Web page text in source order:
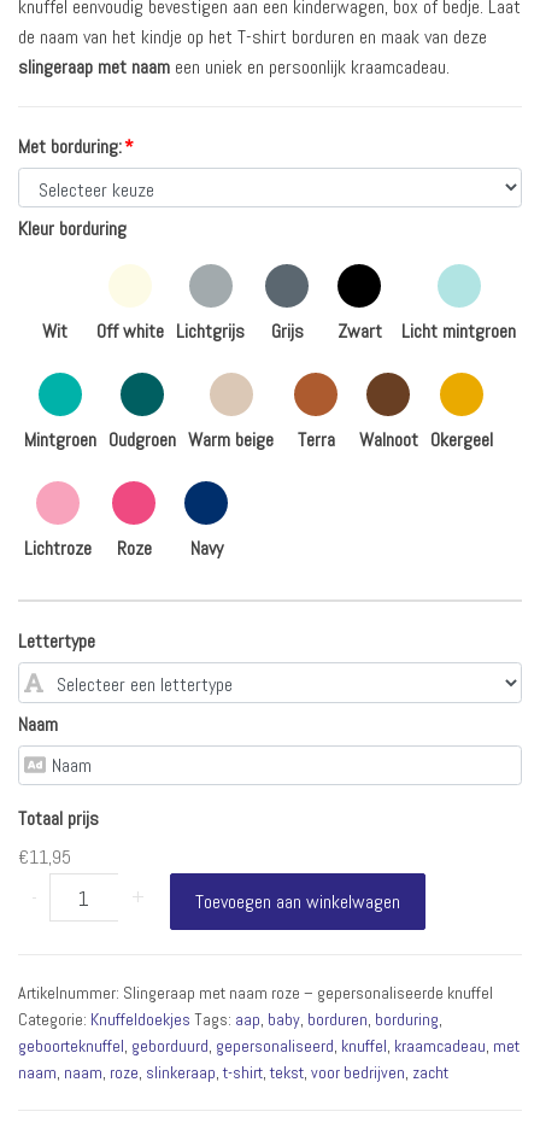
knuffel eenvoudig bevestigen aan een kinderwagen, box of bedje. Laat
de naam van het kindje op het T-shirt borduren en maak van deze
slingeraap met naam een uniek en persoonlijk kraamcadeau.
Met borduring:*
Kleur borduring
Wit Off white Lichtgrijs Grijs Zwart Licht mintgroen
Mintgroen Oudgroen Warm beige Terra Walnoot Okergeel
Lichtroze Roze Navy
Lettertype
Naam
Totaal prijs
€11,95
-
Slingeraap
met
gepersonaliseerde
knuffel
+ Toevoegen aan winkelwagen
Artikelnummer: Slingeraap met naam roze – gepersonaliseerde knuffel
Categorie: Knuffeldoekjes Tags: aap, baby, borduren, borduring,
geboorteknuffel, geborduurd, gepersonaliseerd, knuffel, kraamcadeau, met
naam, naam, roze, slinkeraap,t-shirt,tekst, voor bedrijven, zacht